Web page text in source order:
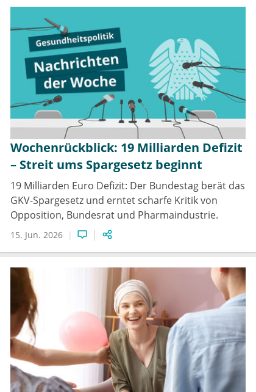
Wochenrückblick: 19 Milliarden Defizit
– Streit ums Spargesetz beginnt
19 Milliarden Euro Defizit: Der Bundestag berät das
GKV-Spargesetz und erntet scharfe Kritik von
Opposition, Bundesrat und Pharmaindustrie.
15. Jun. 2026